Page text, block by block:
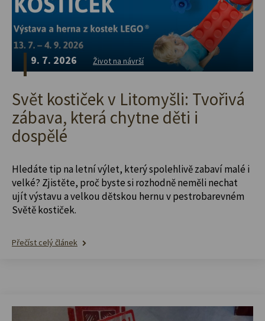
9. 7. 2026 Život na návrší
Svět kostiček v Litomyšli: Tvořivá
zábava, která chytne děti i
dospělé
Hledáte tip na letní výlet, který spolehlivě zabaví malé i
velké? Zjistěte, proč byste si rozhodně neměli nechat
ujít výstavu a velkou dětskou hernu v pestrobarevném
Světě kostiček.
Přečíst celý článek